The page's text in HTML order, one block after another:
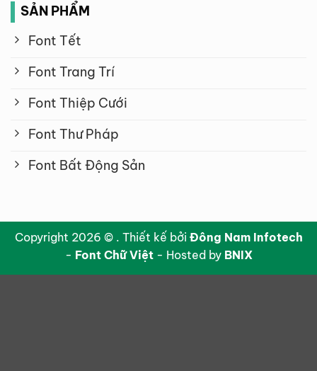
SẢN PHẨM
Font Tết
Font Trang Trí
Font Thiệp Cưới
Font Thư Pháp
Font Bất Động Sản
Copyright 2026 © . Thiết kế bởi Đông Nam Infotech
- Font Chữ Việt- Hosted by BNIX